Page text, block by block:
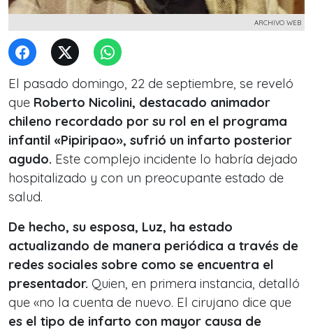
ARCHIVO WEB
El pasado domingo, 22 de septiembre, se reveló
que Roberto Nicolini, destacado animador
chileno recordado por su rol en el programa
infantil «Pipiripao», sufrió un infarto posterior
agudo. Este complejo incidente lo habría dejado
hospitalizado y con un preocupante estado de
salud.
De hecho, su esposa, Luz, ha estado
actualizando de manera periódica a través de
redes sociales sobre como se encuentra el
presentador. Quien, en primera instancia, detalló
que «no la cuenta de nuevo. El cirujano dice que
es el tipo de infarto con mayor causa de